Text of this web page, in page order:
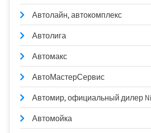
Автолайн, автокомплекс
Автолига
Автомакс
АвтоМастерСервис
Автомир, официальный дилер
Автомойка